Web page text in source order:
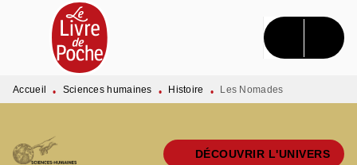
MENU RECHERCHE CONTENU
PIED DE PAGE
Accueil • Sciences humaines • Histoire • Les Nomades
DÉCOUVRIR L'UNIVERS